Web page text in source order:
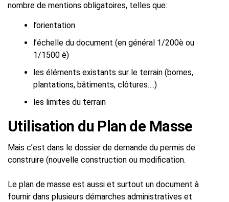
nombre de mentions obligatoires, telles que:
l’orientation
l’échelle du document (en général 1/200è ou
1/1500 è)
les éléments existants sur le terrain (bornes,
plantations, bâtiments, clôtures….)
les limites du terrain
Utilisation du Plan de Masse
Mais c’est dans le dossier de demande du permis de
construire (nouvelle construction ou modification.
Le plan de masse est aussi et surtout un document à
fournir dans plusieurs démarches administratives et